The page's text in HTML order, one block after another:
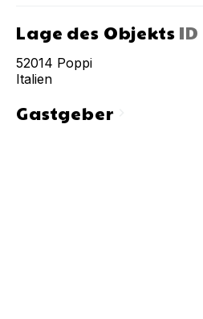
Lage des Objekts ID
52014 Poppi
Italien
Gastgeberchevron_right